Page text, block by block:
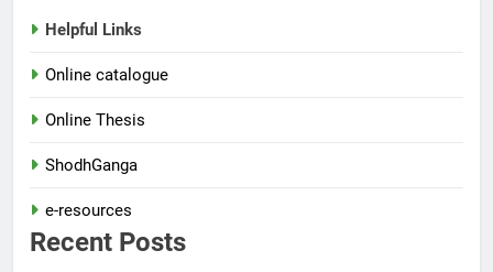
Helpful Links
Online catalogue
Online Thesis
ShodhGanga
e-resources
Recent Posts